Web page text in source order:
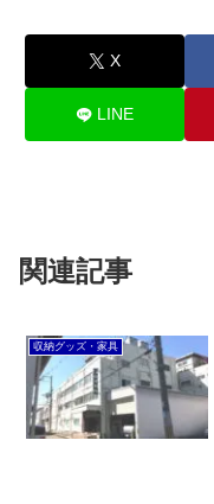
X
LINE
関連記事
収納グッズ・家具